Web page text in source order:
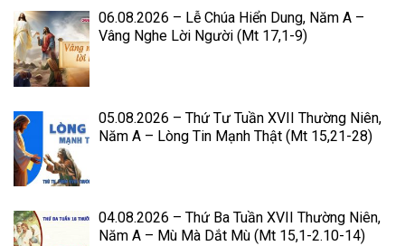
06.08.2026 – Lễ Chúa Hiển Dung, Năm A –
Vâng Nghe Lời Người (Mt 17,1-9)
05.08.2026 – Thứ Tư Tuần XVII Thường Niên,
Năm A – Lòng Tin Mạnh Thật (Mt 15,21-28)
04.08.2026 – Thứ Ba Tuần XVII Thường Niên,
Năm A – Mù Mà Dắt Mù (Mt 15,1-2.10-14)